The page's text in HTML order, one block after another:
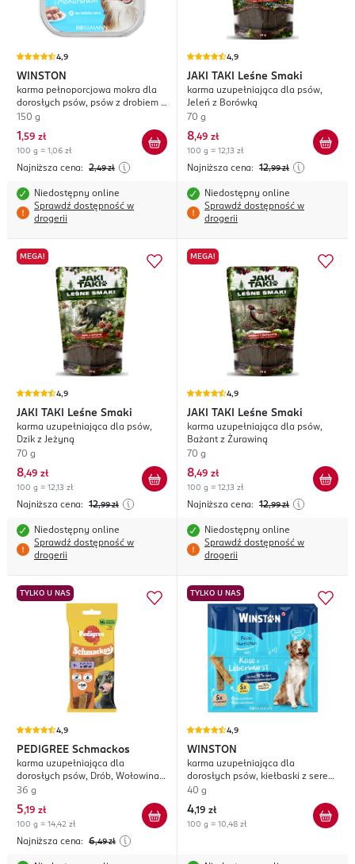
4,9
WINSTON
karma pełnoporcjowa mokra dla
dorosłych psów, psów z drobiem i
makaronem
150 g
1 ,59 zł
100 g = 1,06 zł
Najniższa cena: 2,49 zł
Niedostępny online
Sprawdź dostępność w
drogerii
4,9
JAKI TAKI Leśne Smaki
karma uzupełniająca dla psów,
Jeleń z Borówką
70 g
8,49 zł
100 g = 12,13 zł
Najniższa cena: 12,99 zł
Niedostępny online
Sprawdź dostępność w
drogerii
MEGA!
4,9
JAKI TAKI Leśne Smaki
karma uzupełniająca dla psów,
Dzik z Jeżyną
70 g
8,49 zł
100 g = 12,13 zł
Najniższa cena: 12,99 zł
Niedostępny online
Sprawdź dostępność w
drogerii
MEGA!
4,9
JAKI TAKI Leśne Smaki
karma uzupełniająca dla psów,
Bażant z Żurawiną
70 g
8,49 zł
100 g = 12,13 zł
Najniższa cena: 12,99 zł
Niedostępny online
Sprawdź dostępność w
drogerii
TYLKO U NAS
4,9
PEDIGREE Schmackos
karma uzupełniająca dla
dorosłych psów, Drób, Wołowina,
Jagnięcina
36 g
5,19 zł
100 g = 14,42 zł
Najniższa cena: 6,49 zł
TYLKO U NAS
4,9
WINSTON
karma uzupełniająca dla
dorosłych psów, kiełbaski z serem
i wątrobianką
40 g
4,19 zł
100 g = 10,48 zł